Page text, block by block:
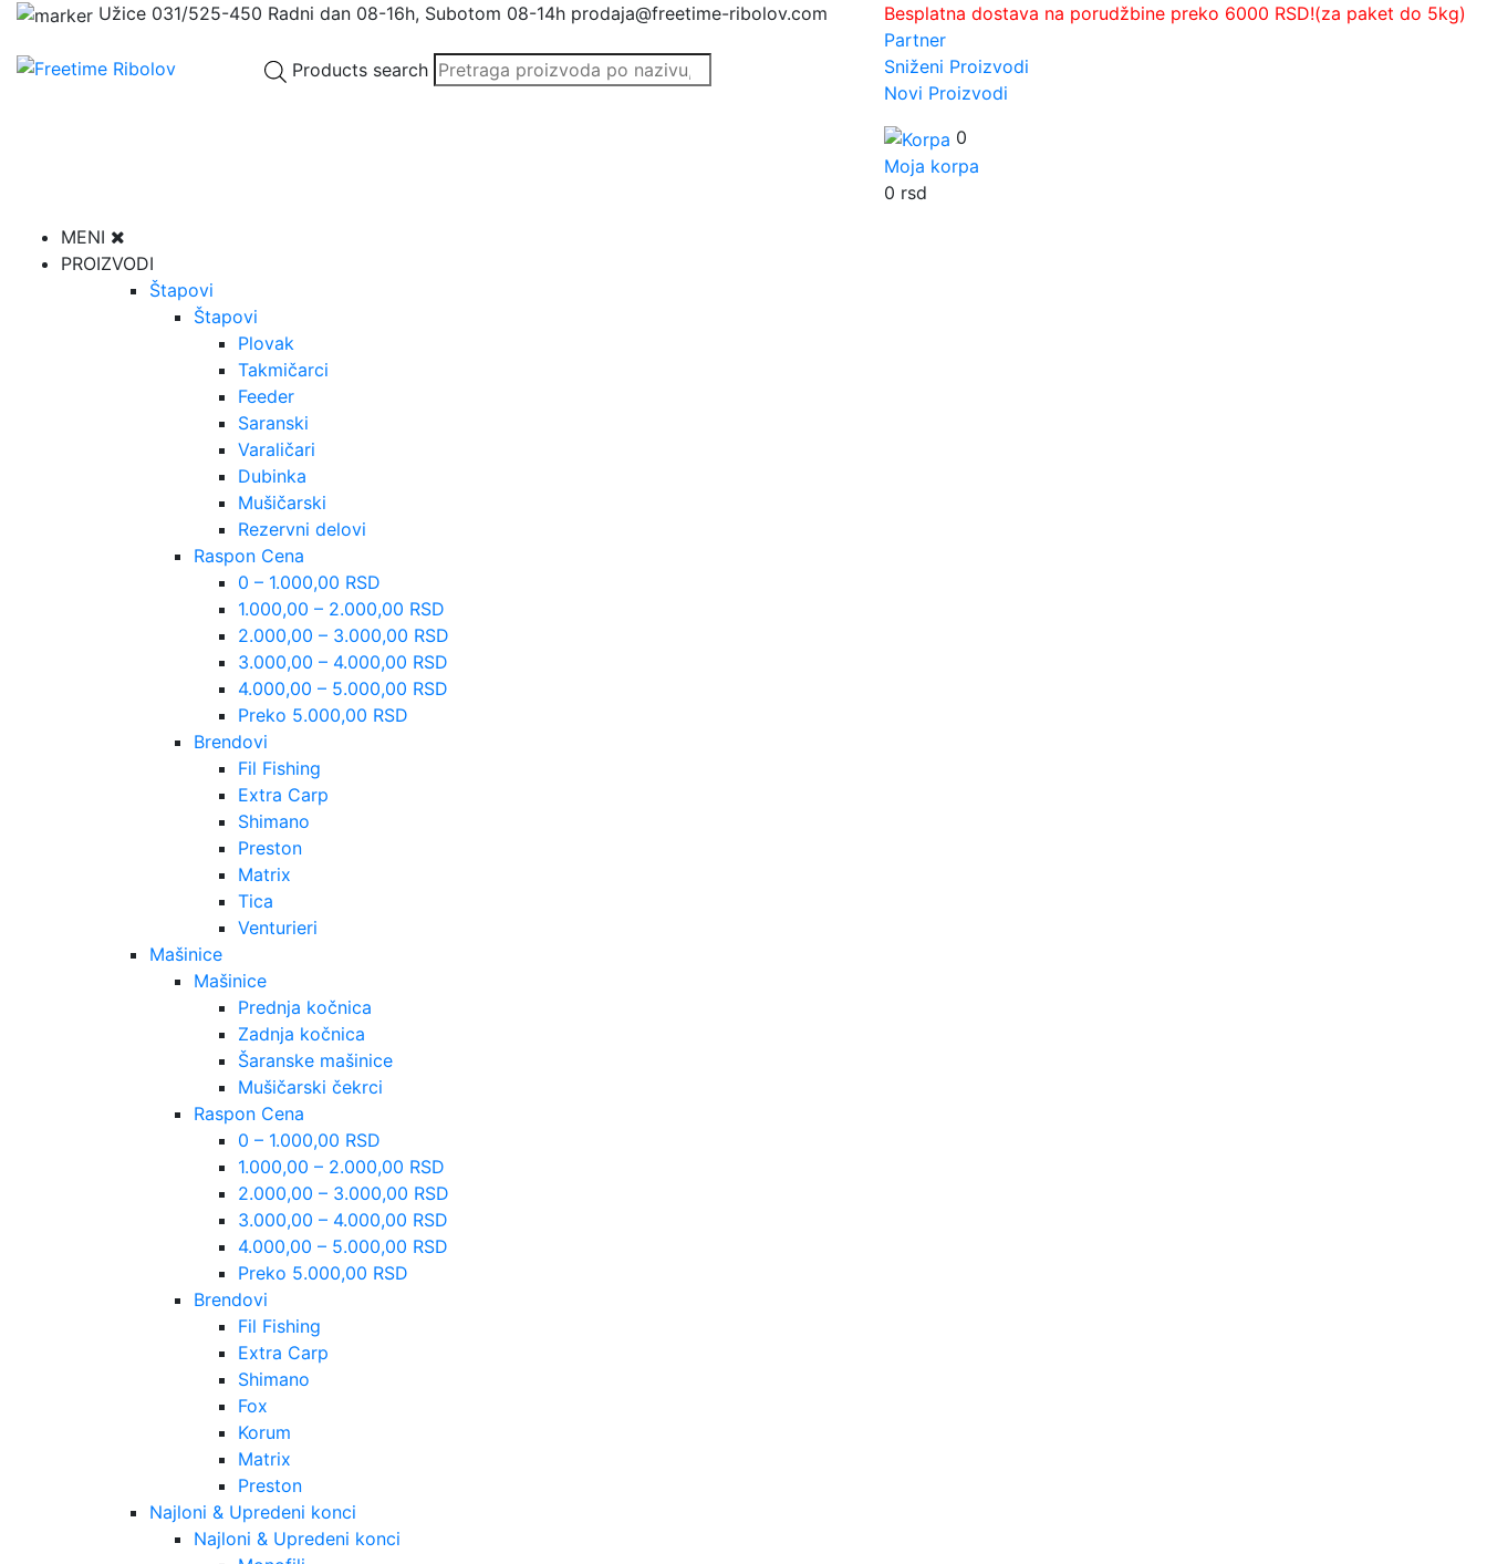
Užice 031/525-450 Radni dan 08-16h, Subotom 08-14h prodaja@freetime-ribolov.com
Besplatna dostava na porudžbine preko 6000 RSD!(za paket do 5kg)
Partner
Products search
Sniženi Proizvodi
Novi Proizvodi
0
Moja korpa
0 rsd
MENI
PROIZVODI
Štapovi
Štapovi
Plovak
Takmičarci
Feeder
Saranski
Varaličari
Dubinka
Mušičarski
Rezervni delovi
Raspon Cena
0 – 1.000,00 RSD
1.000,00 – 2.000,00 RSD
2.000,00 – 3.000,00 RSD
3.000,00 – 4.000,00 RSD
4.000,00 – 5.000,00 RSD
Preko 5.000,00 RSD
Brendovi
Fil Fishing
Extra Carp
Shimano
Preston
Matrix
Tica
Venturieri
Mašinice
Mašinice
Prednja kočnica
Zadnja kočnica
Šaranske mašinice
Mušičarski čekrci
Raspon Cena
0 – 1.000,00 RSD
1.000,00 – 2.000,00 RSD
2.000,00 – 3.000,00 RSD
3.000,00 – 4.000,00 RSD
4.000,00 – 5.000,00 RSD
Preko 5.000,00 RSD
Brendovi
Fil Fishing
Extra Carp
Shimano
Fox
Korum
Matrix
Preston
Najloni & Upredeni konci
Najloni & Upredeni konci